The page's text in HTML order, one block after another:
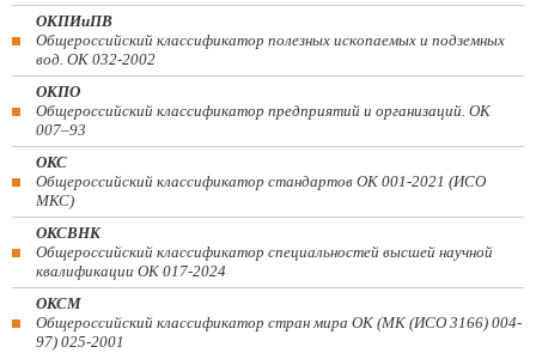
ОКПИиПВ
Общероссийский классификатор полезных ископаемых и подземных
вод. ОК 032-2002
ОКПО
Общероссийский классификатор предприятий и организаций. ОК
007–93
ОКС
Общероссийский классификатор стандартов ОК 001-2021 (ИСО
МКС)
ОКСВНК
Общероссийский классификатор специальностей высшей научной
квалификации ОК 017-2024
ОКСМ
Общероссийский классификатор стран мира ОК (МК (ИСО 3166) 004-
97) 025-2001